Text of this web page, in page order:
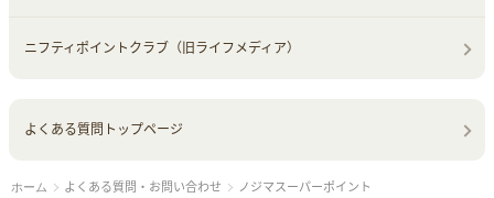
ニフティポイントクラブ（旧ライフメディア）
よくある質問トップページ
ホーム よくある質問・お問い合わせ ノジマスーパーポイント